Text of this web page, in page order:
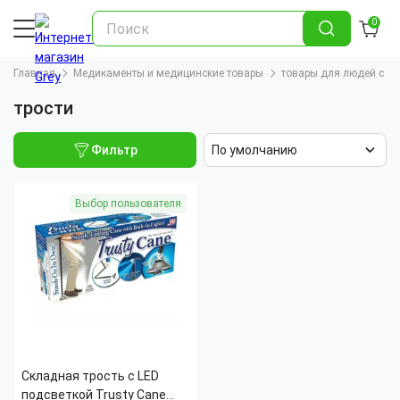
0
Главная Медикаменты и медицинские товары товары для людей с
трости
Фильтр По умолчанию
Выбор пользователя
Складная трость с LED
подсветкой Trusty Cane